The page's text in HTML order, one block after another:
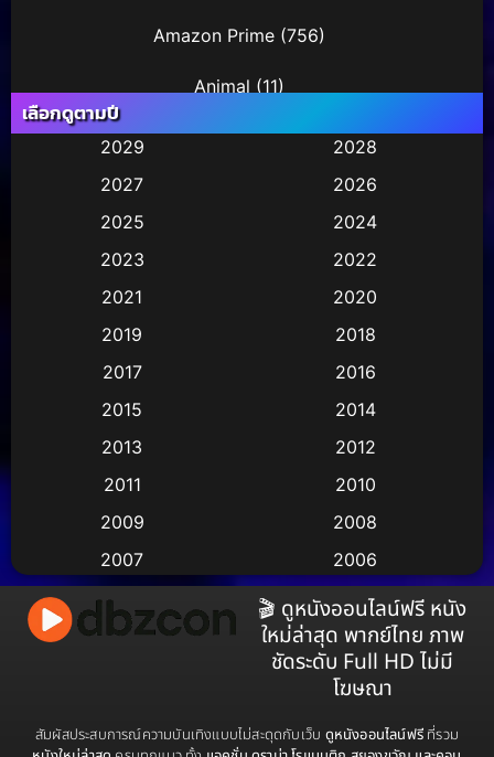
Amazon Prime(756)
Animal (11)
Animation การ์ตูน(245)
Based on a True Story สร้างจากเรื่องจริง(3)
Based on a True Story เรื่องจริง(38)
Based on a True Story เรื่องจริง(73)
Based on Novel(16)
เลือกดูตามปี
2029
2028
2027
2026
2025
2024
2023
2022
2021
2020
2019
2018
2017
2016
2015
2014
2013
2012
2011
2010
2009
2008
2007
2006
2005
2004
2003
2002
2000
1997
1996
🎬 ดูหนังออนไลน์ฟรี หนัง
ใหม่ล่าสุด พากย์ไทย ภาพ
ชัดระดับ Full HD ไม่มี
โฆษณา
สัมผัสประสบการณ์ความบันเทิงแบบไม่สะดุดกับเว็บ ดูหนังออนไลน์ฟรีที่รวม